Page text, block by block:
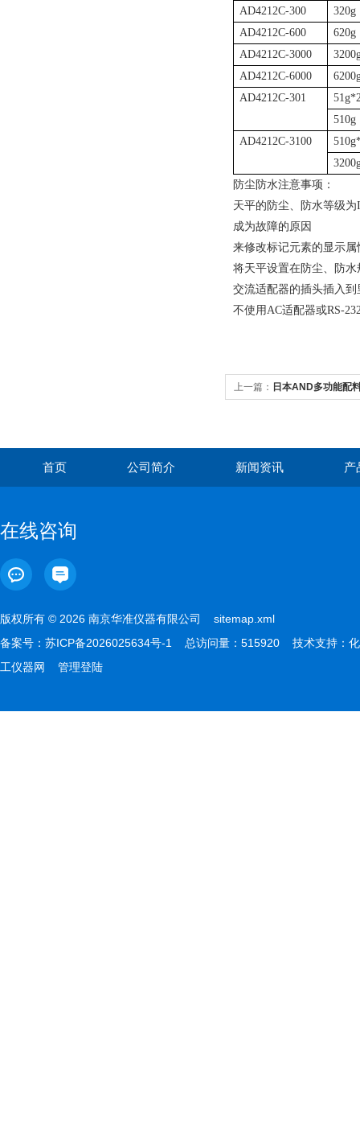
AD4212C-300
320g
AD4212C-600
620g
AD4212C-3000
AD4212C-6000
AD4212C-301
510g
AD4212C-3100
防尘防水注意事项：
天平的防尘、防水等级为
成为故障的原因
来修改标记元素的显示属
将天平设置在防尘、防
交流适配器的插头插入到
不使用AC适配器或RS-
上一篇： 日本AND多功能配
首页 公司简介 新闻资讯 产
在线咨询
版权所有 © 2026 南京华准仪器有限公司 sitemap.xml
备案号： 苏ICP备2026025634号-1 总访问量：515920 技术支持： 化
工仪器网
管理登陆